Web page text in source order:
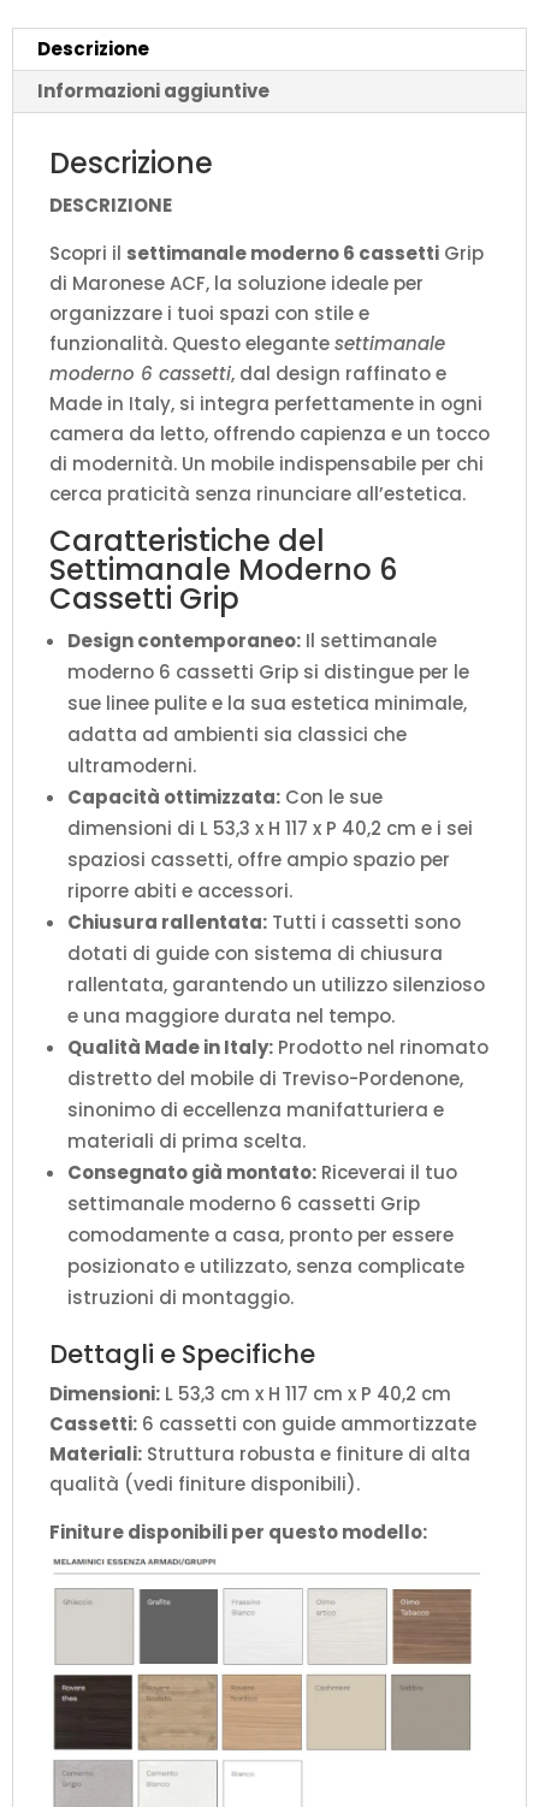
Design
Italiano
quantità
Descrizione
Informazioni aggiuntive
Descrizione
DESCRIZIONE
Scopri il settimanale moderno 6 cassetti Grip
di Maronese ACF, la soluzione ideale per
organizzare i tuoi spazi con stile e
funzionalità. Questo elegantesettimanale
moderno 6 cassetti, dal design raffinato e
Made in Italy, si integra perfettamente in ogni
camera da letto, offrendo capienza e un tocco
di modernità. Un mobile indispensabile per chi
cerca praticità senza rinunciare all’estetica.
Caratteristiche del
Settimanale Moderno 6
Cassetti Grip
Design contemporaneo: Il settimanale
moderno 6 cassetti Grip si distingue per le
sue linee pulite e la sua estetica minimale,
adatta ad ambienti sia classici che
ultramoderni.
Capacità ottimizzata: Con le sue
dimensioni di L 53,3 x H 117 x P 40,2 cm e i sei
spaziosi cassetti, offre ampio spazio per
riporre abiti e accessori.
Chiusura rallentata: Tutti i cassetti sono
dotati di guide con sistema di chiusura
rallentata, garantendo un utilizzo silenzioso
e una maggiore durata nel tempo.
Qualità Made in Italy: Prodotto nel rinomato
distretto del mobile di Treviso-Pordenone,
sinonimo di eccellenza manifatturiera e
materiali di prima scelta.
Consegnato già montato: Riceverai il tuo
settimanale moderno 6 cassetti Grip
comodamente a casa, pronto per essere
posizionato e utilizzato, senza complicate
istruzioni di montaggio.
Dettagli e Specifiche
Dimensioni: L 53,3 cm x H 117 cm x P 40,2 cm
Cassetti: 6 cassetti con guide ammortizzate
Materiali: Struttura robusta e finiture di alta
qualità (vedi finiture disponibili).
Finiture disponibili per questo modello: